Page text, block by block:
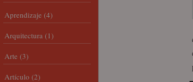
Aprendizaje (4)
Arquitectura (1)
Arte (3)
Artículo (2)